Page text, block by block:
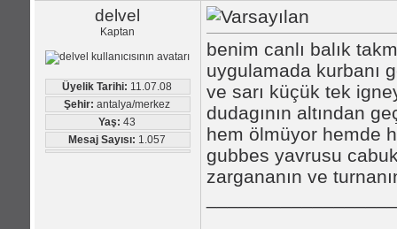
delvel
Kaptan
Üyelik Tarihi: 11.07.08
Şehir: antalya/merkez
Yaş: 43
Mesaj Sayısı: 1.057
benim canlı balık
uygulamada kurbanı
ve sarı küçük tek
dudagının altından
hem ölmüyor hemde
gubbes yavrusu
zargananın ve